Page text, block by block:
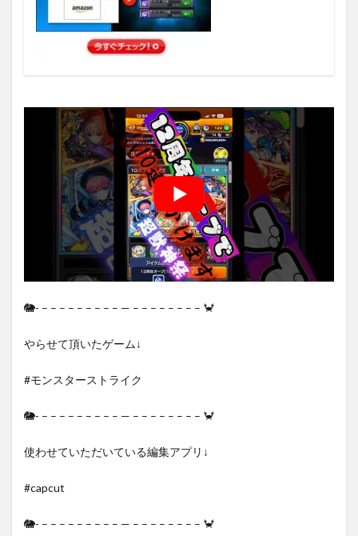
🐘- – – – – – – – – – — – – – – – – – – 🦀
やらせて頂いたゲーム↓
#モンスターストライク
🐘- – – – – – – – – – — – – – – – – – – 🦀
使わせていただいている編集アプリ↓
#capcut
🐘- – – – – – – – – – — – – – – – – – – 🦀